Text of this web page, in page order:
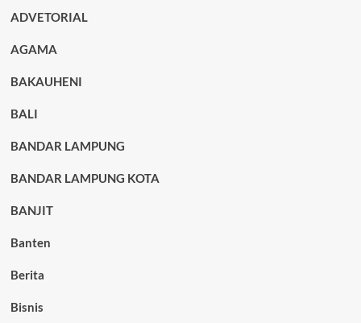
ADVETORIAL
AGAMA
BAKAUHENI
BALI
BANDAR LAMPUNG
BANDAR LAMPUNG KOTA
BANJIT
Banten
Berita
Bisnis